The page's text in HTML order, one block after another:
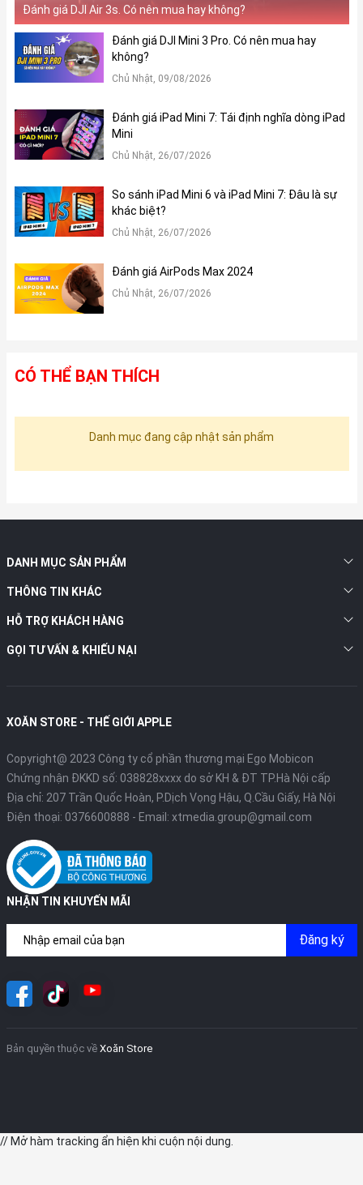
Đánh giá DJI Air 3s. Có nên mua hay không?
Đánh giá DJI Mini 3 Pro. Có nên mua hay
không?
Chủ Nhật, 09/08/2026
Đánh giá iPad Mini 7: Tái định nghĩa dòng iPad
Mini
Chủ Nhật, 26/07/2026
So sánh iPad Mini 6 và iPad Mini 7: Đâu là sự
khác biệt?
Chủ Nhật, 26/07/2026
Đánh giá AirPods Max 2024
Chủ Nhật, 26/07/2026
CÓ THỂ BẠN THÍCH
Danh mục đang cập nhật sản phẩm
DANH MỤC SẢN PHẨM
THÔNG TIN KHÁC
HỖ TRỢ KHÁCH HÀNG
GỌI TƯ VẤN & KHIẾU NẠI
XOĂN STORE - THẾ GIỚI APPLE
Copyright@ 2023 Công ty cổ phần thương mại Ego Mobicon
Chứng nhận ĐKKD số: 038828xxxx do sở KH & ĐT TP.Hà Nội cấp
Địa chỉ: 207 Trần Quốc Hoàn, P.Dịch Vọng Hậu, Q.Cầu Giấy, Hà Nội
Điện thoại: 0376600888 - Email: xtmedia.group@gmail.com
NHẬN TIN KHUYẾN MÃI
Đăng ký
Bản quyền thuộc về Xoăn Store
// Mở hàm tracking ẩn hiện khi cuộn nội dung.